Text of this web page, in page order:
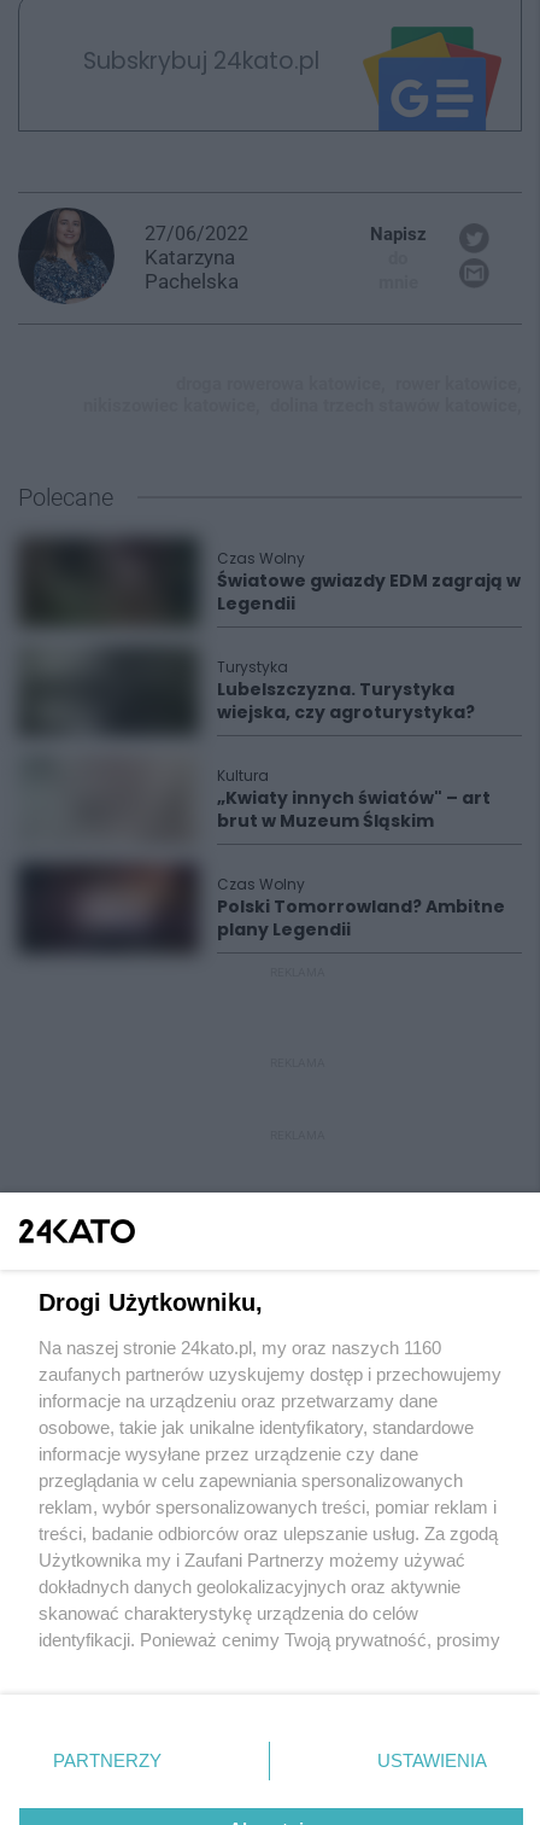
Subskrybuj 24kato.pl
27/06/2022
Katarzyna
Pachelska
Napisz
Polecane
Czas Wolny
Światowe gwiazdy EDM zagrają w
Legendii
Turystyka
Lubelszczyzna. Turystyka
wiejska, czy agroturystyka?
Kultura
„Kwiaty innych światów" – art
brut w Muzeum Śląskim
Czas Wolny
Polski Tomorrowland? Ambitne
plany Legendii
Wydawca mediów lokalnych
Nie zapomnij
zapoznać się z:
polityką prywatności regulamin korzystania z portali
Twojemiasto
Piekary Śląskie
Chorzów
Tarnowskie Góry
Gliwice
Skontakuj sięz nami
Kontakt
Wydawca
Redakcja
Drogi Użytkowniku,
Na naszej stronie 24kato.pl, my oraz naszych 1160
zaufanych partnerów uzyskujemy dostęp i przechowujemy
informacje na urządzeniu oraz przetwarzamy dane
osobowe, takie jak unikalne identyfikatory, standardowe
informacje wysyłane przez urządzenie czy dane
przeglądania w celu zapewniania spersonalizowanych
reklam, wybór spersonalizowanych treści, pomiar reklam i
treści, badanie odbiorców oraz ulepszanie usług. Za zgodą
Użytkownika my i Zaufani Partnerzy możemy używać
dokładnych danych geolokalizacyjnych oraz aktywnie
skanować charakterystykę urządzenia do celów
identyfikacji. Ponieważ cenimy Twoją prywatność, prosimy
prywatności znajdujący się w lewym dolnym rogu strony
. Niektóre rodzaje przetwarzania danych nie wymagają
zgody użytkownika, ale masz prawo sprzeciwić się
PARTNERZY USTAWIENIA